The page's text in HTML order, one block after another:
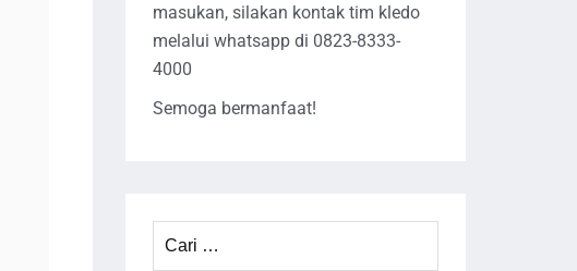
masukan, silakan kontak tim kledo
melalui whatsapp di 0823-8333-
4000
Semoga bermanfaat!
untuk: